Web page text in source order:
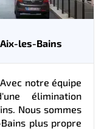
les-Bains
notre équipe
élimination
Nous sommes
plus propre